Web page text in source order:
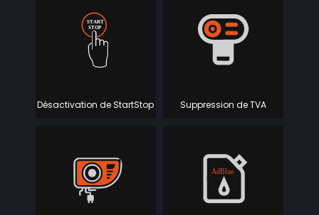
Désactivation de StartStop Suppression de TVA